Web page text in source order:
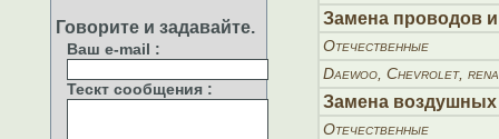
Говорите и задавайте.
Ваш e-mail :
Тескт сообщения :
Замена проводов
Отечественные
Daewoo, Chevrolet,
Замена
Отечественные